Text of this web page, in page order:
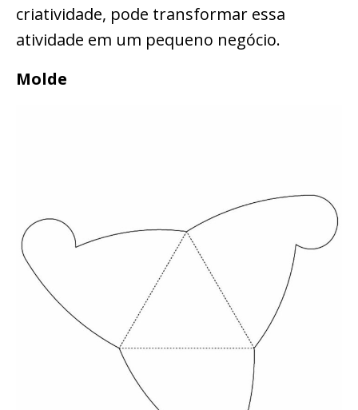
criatividade, pode transformar essa
atividade em um pequeno negócio.
Molde